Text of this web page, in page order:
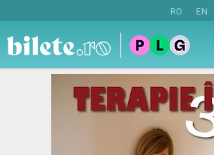
RO EN